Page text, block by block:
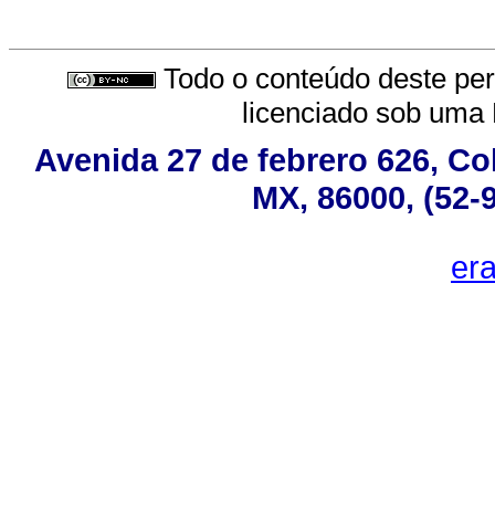
Todo o conteúdo deste
licenciado sob uma
Avenida 27 de febrero 626,
MX, 86000,